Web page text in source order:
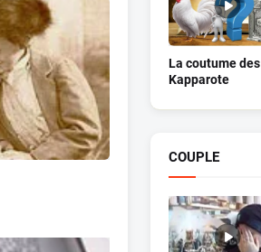
La coutume des
Kapparote
COUPLE